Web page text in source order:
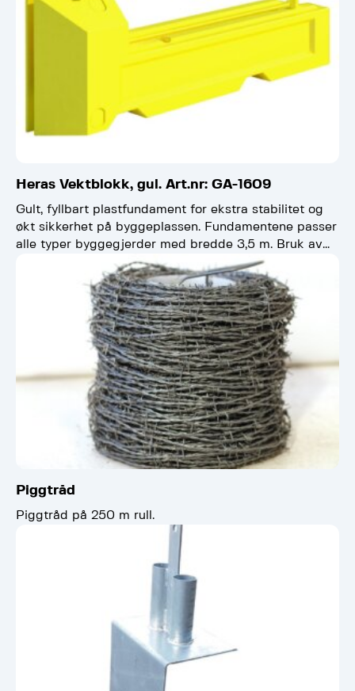
Heras Vektblokk, gul. Art.nr: GA-1609
Gult, fyllbart plastfundament for ekstra stabilitet og
økt sikkerhet på byggeplassen. Fundamentene passer
alle typer byggegjerder med bredde 3,5 m. Bruk av
Piggtråd
Piggtråd på 250 m rull.